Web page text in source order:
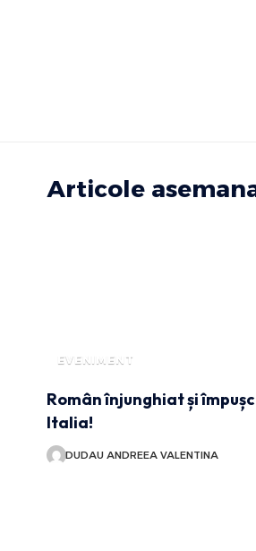
Articole
EVENIMENT
Român înjunghiat și
Italia!
DUDAU ANDREEA VALENTINA